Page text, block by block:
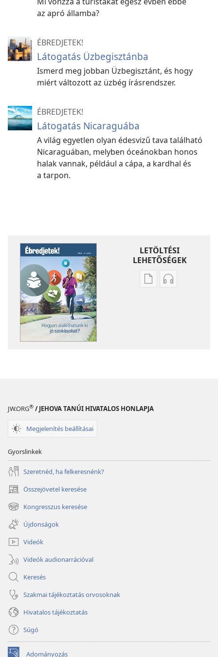
az apró államba?
ÉBREDJETEK!
Látogatás Üzbegisztánba
Ismerd meg jobban Üzbegisztánt, és hogy
miért változott az üzbég írásrendszer.
ÉBREDJETEK!
Látogatás Nicaraguába
A világ egyetlen olyan édesvizű tava található
Nicaraguában, melyben óceánokban honos
halak vannak, például a cápa, a kardhal és
a tarpon.
LETÖLTÉSI
LEHETŐSÉGEK
Kiadványok
JW.ORG® / JEHOVA TANÚI HIVATALOS HONLAPJA
Megjelenítés beállításai
Gyorslinkek
Szeretnéd, ha felkeresnénk?
Összejövetel keresése
(opens
new
window)
Kongresszus keresése
(opens
new
window)
Újdonságok
Videók
Videók audionarrációval
Keresés
Szakmai tájékoztatás orvosoknak
Hivatalos tájékoztatás
Súgó
Adományozás